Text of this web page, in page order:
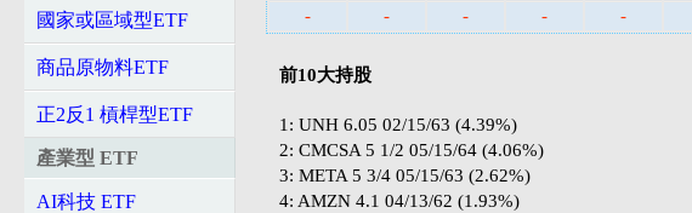
國家或區域型ETF
商品原物料ETF
正2反1 槓桿型ETF
產業型 ETF
AI科技 ETF
-
- - - -
前10大持股
1: UNH 6.05 02/15/63 (4.39%)
2: CMCSA 5 1/2 05/15/64 (4.06%)
3: META 5 3/4 05/15/63 (2.62%)
4: AMZN 4.1 04/13/62 (1.93%)